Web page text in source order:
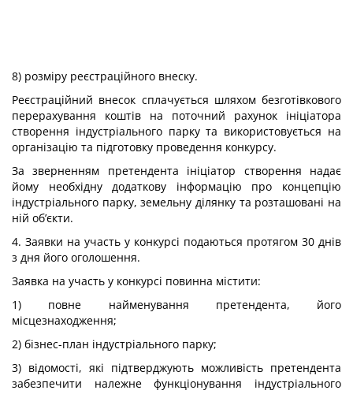
8) розміру реєстраційного внеску.
Реєстраційний внесок сплачується шляхом безготівкового
перерахування коштів на поточний рахунок ініціатора
створення індустріального парку та використовується на
організацію та підготовку проведення конкурсу.
За зверненням претендента ініціатор створення надає
йому необхідну додаткову інформацію про концепцію
індустріального парку, земельну ділянку та розташовані на
ній об’єкти.
4. Заявки на участь у конкурсі подаються протягом 30 днів
з дня його оголошення.
Заявка на участь у конкурсі повинна містити:
1) повне найменування претендента, його
місцезнаходження;
2) бізнес-план індустріального парку;
3) відомості, які підтверджують можливість претендента
забезпечити належне функціонування індустріального